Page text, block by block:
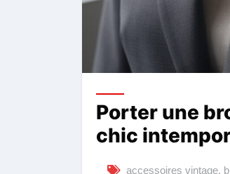
Porter une
chic
accessoires vintage,